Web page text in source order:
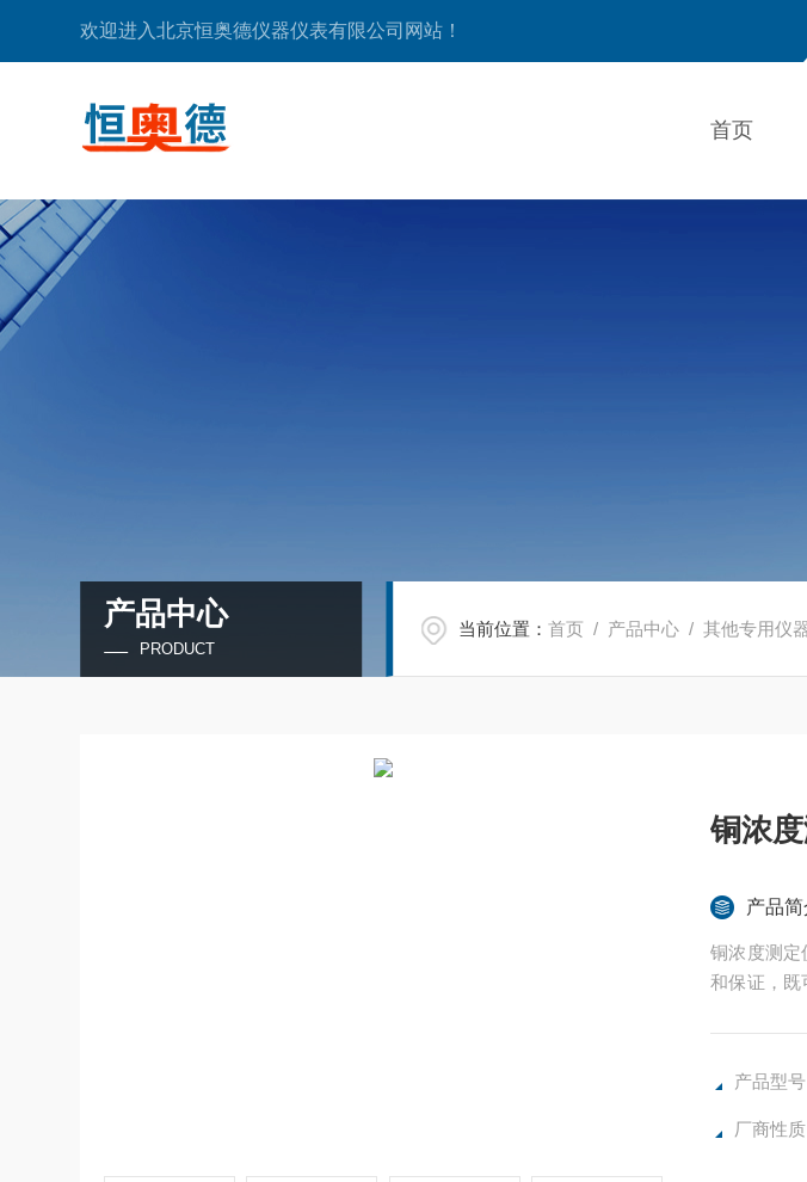
欢迎进入北京恒奥德仪器仪表有限公司网站！
首页
产品中心
PRODUCT
当前位置：首页 / 产品中心 /其他专用仪
铜浓
产品简
铜浓度测定
和保证，既
产品型
厂商性